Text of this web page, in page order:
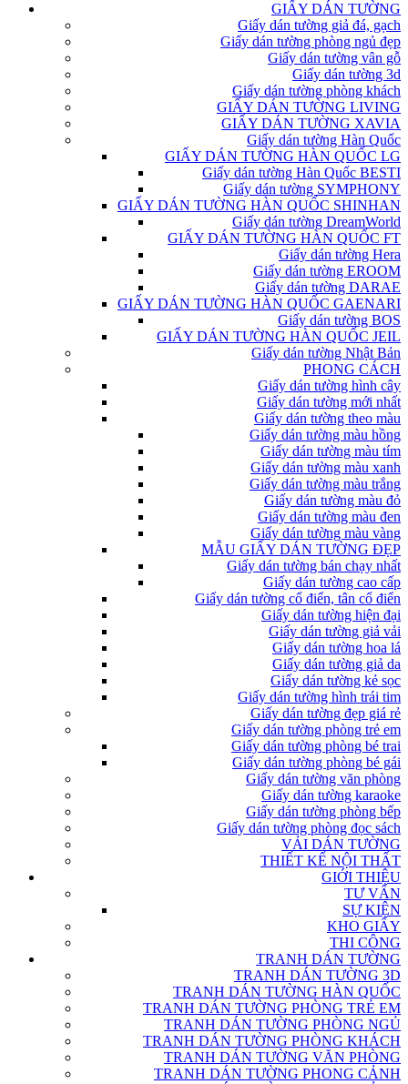
GIẤY DÁN TƯỜNG
Giấy dán tường giả đá, gạch
Giấy dán tường phòng ngủ đẹp
Giấy dán tường vân gỗ
Giấy dán tường 3d
Giấy dán tường phòng khách
GIẤY DÁN TƯỜNG LIVING
GIẤY DÁN TƯỜNG XAVIA
Giấy dán tường Hàn Quốc
GIẤY DÁN TƯỜNG HÀN QUỐC LG
Giấy dán tường Hàn Quốc BESTI
Giấy dán tường SYMPHONY
GIẤY DÁN TƯỜNG HÀN QUỐC SHINHAN
Giấy dán tường DreamWorld
GIẤY DÁN TƯỜNG HÀN QUỐC FT
Giấy dán tường Hera
Giấy dán tường EROOM
Giấy dán tường DARAE
GIẤY DÁN TƯỜNG HÀN QUỐC GAENARI
Giấy dán tường BOS
GIẤY DÁN TƯỜNG HÀN QUỐC JEIL
Giấy dán tường Nhật Bản
PHONG CÁCH
Giấy dán tường hình cây
Giấy dán tường mới nhất
Giấy dán tường theo màu
Giấy dán tường màu hồng
Giấy dán tường màu tím
Giấy dán tường màu xanh
Giấy dán tường màu trắng
Giấy dán tường màu đỏ
Giấy dán tường màu đen
Giấy dán tường màu vàng
MẪU GIẤY DÁN TƯỜNG ĐẸP
Giấy dán tường bán chạy nhất
Giấy dán tường cao cấp
Giấy dán tường cổ điển, tân cổ điển
Giấy dán tường hiện đại
Giấy dán tường giả vải
Giấy dán tường hoa lá
Giấy dán tường giả da
Giấy dán tường kẻ sọc
Giấy dán tường hình trái tim
Giấy dán tường đẹp giá rẻ
Giấy dán tường phòng trẻ em
Giấy dán tường phòng bé trai
Giấy dán tường phòng bé gái
Giấy dán tường văn phòng
Giấy dán tường karaoke
Giấy dán tường phòng bếp
Giấy dán tường phòng đọc sách
VẢI DÁN TƯỜNG
THIẾT KẾ NỘI THẤT
GIỚI THIỆU
TƯ VẤN
SỰ KIỆN
KHO GIẤY
THI CÔNG
TRANH DÁN TƯỜNG
TRANH DÁN TƯỜNG 3D
TRANH DÁN TƯỜNG HÀN QUỐC
TRANH DÁN TƯỜNG PHÒNG TRẺ EM
TRANH DÁN TƯỜNG PHÒNG NGỦ
TRANH DÁN TƯỜNG PHÒNG KHÁCH
TRANH DÁN TƯỜNG VĂN PHÒNG
TRANH DÁN TƯỜNG PHONG CẢNH